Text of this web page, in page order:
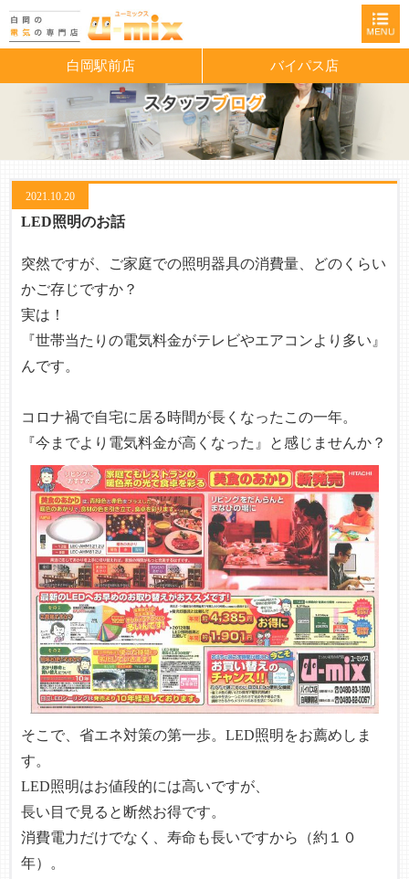
白岡駅前店 バイパス店
2021.10.20
LED照明のお話
突然ですが、ご家庭での照明器具の消費量、どのくらい
かご存じですか？
実は！
『世帯当たりの電気料金がテレビやエアコンより多い』
んです。
コロナ禍で自宅に居る時間が長くなったこの一年。
『今までより電気料金が高くなった』と感じませんか？
そこで、省エネ対策の第一歩。LED照明をお薦めしま
す。
LED照明はお値段的には高いですが、
長い目で見ると断然お得です。
消費電力だけでなく、寿命も長いですから（約１０
年）。